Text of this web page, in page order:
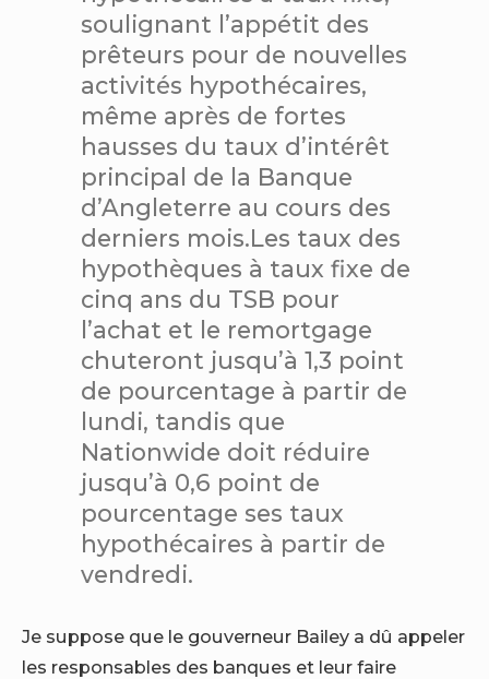
soulignant l’appétit des
prêteurs pour de nouvelles
activités hypothécaires,
même après de fortes
hausses du taux d’intérêt
principal de la Banque
d’Angleterre au cours des
derniers mois.Les taux des
hypothèques à taux fixe de
cinq ans du TSB pour
l’achat et le remortgage
chuteront jusqu’à 1,3 point
de pourcentage à partir de
lundi, tandis que
Nationwide doit réduire
jusqu’à 0,6 point de
pourcentage ses taux
hypothécaires à partir de
vendredi.
Je suppose que le gouverneur Bailey a dû appeler
les responsables des banques et leur faire